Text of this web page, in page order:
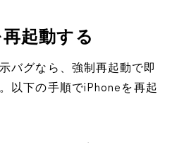
起動する
バグなら、強制再起動で即
以下の手順でiPhoneを再起